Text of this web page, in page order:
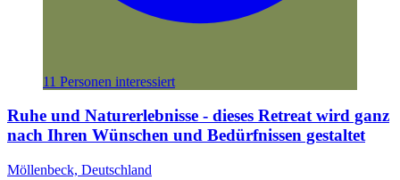
11 Personen interessiert
Ruhe und Naturerlebnisse - dieses Retreat wird ganz
nach Ihren Wünschen und Bedürfnissen gestaltet
Möllenbeck, Deutschland